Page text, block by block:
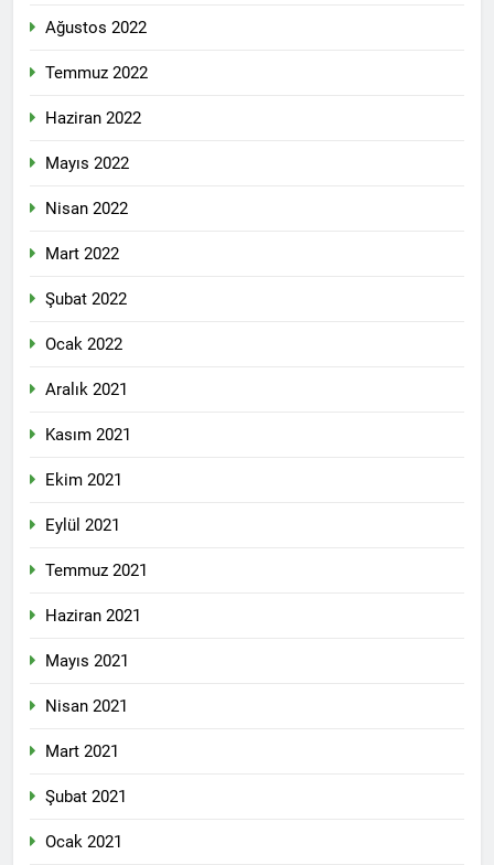
Ağustos 2022
Temmuz 2022
Haziran 2022
Mayıs 2022
Nisan 2022
Mart 2022
Şubat 2022
Ocak 2022
Aralık 2021
Kasım 2021
Ekim 2021
Eylül 2021
Temmuz 2021
Haziran 2021
Mayıs 2021
Nisan 2021
Mart 2021
Şubat 2021
Ocak 2021